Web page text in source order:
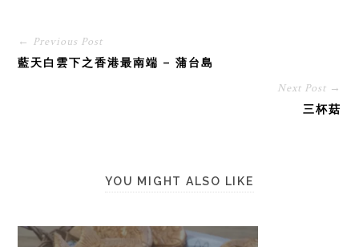
← Previous Post
藍天白雲下之香港最南端 – 蒲台島
Next Post →
三杯菇
YOU MIGHT ALSO LIKE